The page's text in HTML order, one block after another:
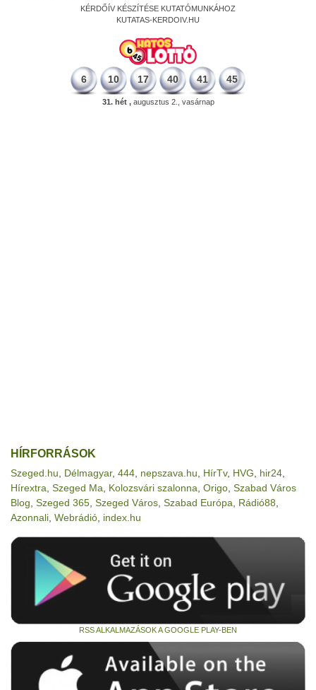
KÉRDŐÍV KÉSZÍTÉSE KUTATÓMUNKÁHOZ
KUTATAS-KERDOIV.HU
6 10 17 40 41 45
31. hét ,augusztus 2., vasárnap
HÍRFORRÁSOK
Szeged.hu Délmagyar, 444 nepszava.hu HírTv, HVG hir24
Hírextra Szeged Ma Kolozsvári szalonna Origo Szabad Város
Blog Szeged 365 Szeged Város Szabad Európa Rádió88
Azonnali Webrádió index.hu
RSS ALKALMAZÁSOK A GOOGLE PLAY-BEN